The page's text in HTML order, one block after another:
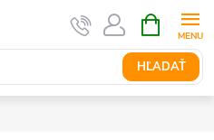
HĽADAŤ
KOŠÍK